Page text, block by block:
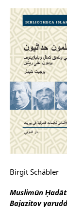
Birgit Schäbler
Muslimūn
Bajazitov